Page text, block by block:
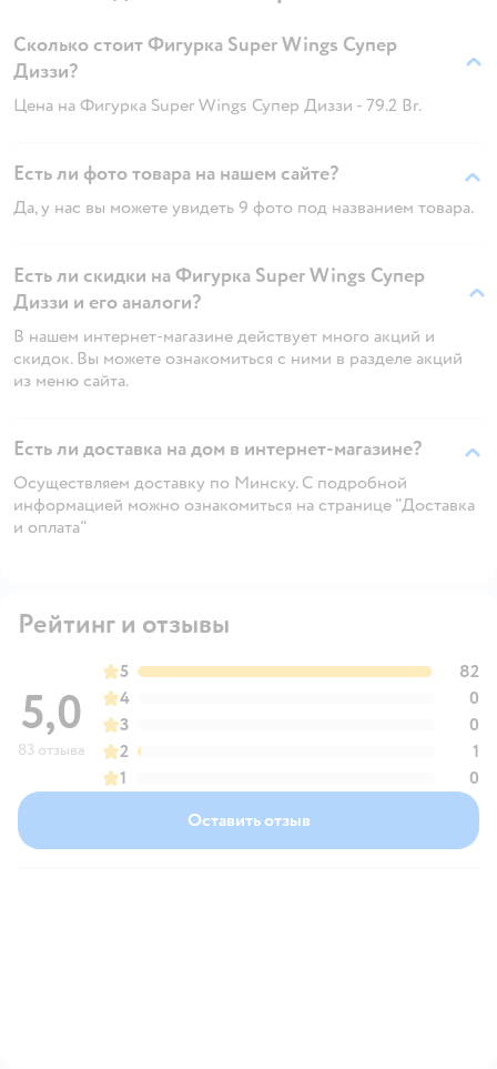
Сколько стоит Фигурка Super Wings Супер
Диззи?
Цена на Фигурка Super Wings Супер Диззи - 79.2 Br.
Есть ли фото товара на нашем сайте?
Да, у нас вы можете увидеть 9 фото под названием товара.
Есть ли скидки на Фигурка Super Wings Супер
Диззи и его аналоги?
В нашем интернет-магазине действует много акций и
скидок. Вы можете ознакомиться с ними в разделе акций
из меню сайта.
Есть ли доставка на дом в интернет-магазине?
Осуществляем доставку по Минску. С подробной
информацией можно ознакомиться на странице "Доставка
и оплата"
Рейтинг и отзывы
5,0
83 отзыва
5
82
4
0
3
0
2
1
1
0
Оставить отзыв